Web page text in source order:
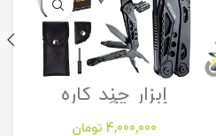
ابزار چند کاره
کمپینگ مدل
Camping
4,000,000 تومان